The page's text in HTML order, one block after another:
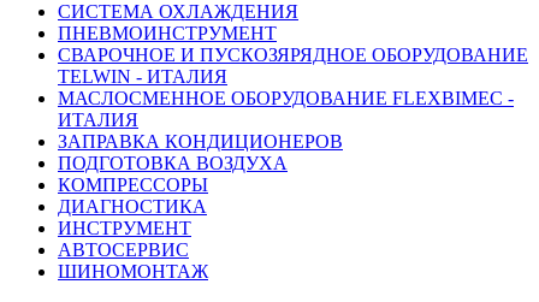
СИСТЕМА ОХЛАЖДЕНИЯ
ПНЕВМОИНСТРУМЕНТ
СВАРОЧНОЕ И ПУСКОЗЯРЯДНОЕ ОБОРУДОВАНИЕ
TELWIN - ИТАЛИЯ
МАСЛОСМЕННОЕ ОБОРУДОВАНИЕ FLEXBIMEC -
ИТАЛИЯ
ЗАПРАВКА КОНДИЦИОНЕРОВ
ПОДГОТОВКА ВОЗДУХА
КОМПРЕССОРЫ
ДИАГНОСТИКА
ИНСТРУМЕНТ
АВТОСЕРВИС
ШИНОМОНТАЖ